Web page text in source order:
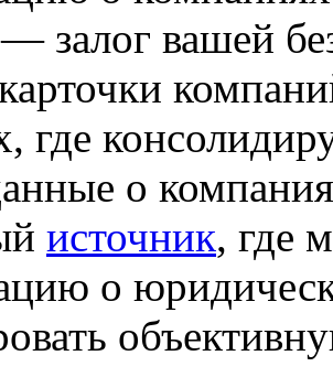
залог вашей
где
о
источник, где
о